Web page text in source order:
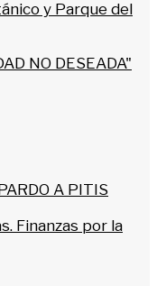
y Parque del
NO DESEADA"
A PITIS
Finanzas por la